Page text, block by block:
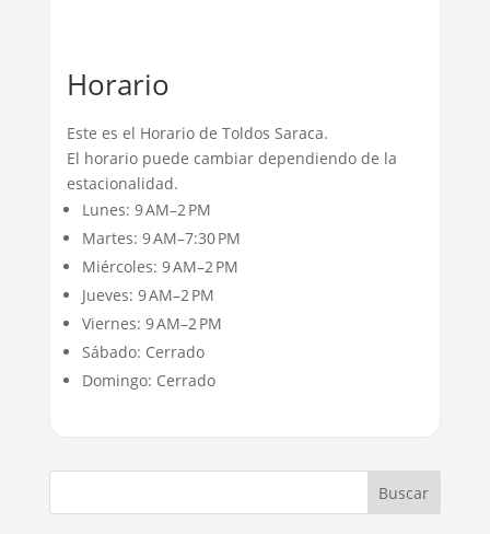
Horario
Este es el Horario de Toldos Saraca.
El horario puede cambiar dependiendo de la
estacionalidad.
Lunes: 9 AM–2 PM
Martes: 9 AM–7:30 PM
Miércoles: 9 AM–2 PM
Jueves: 9 AM–2 PM
Viernes: 9 AM–2 PM
Sábado: Cerrado
Domingo: Cerrado
Buscar